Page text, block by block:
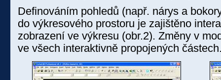
Definováním pohledů (např. nárys a
do výkresového prostoru je zajištěno
zobrazení ve výkresu (obr.2). Změny v
ve všech interaktivně propojených